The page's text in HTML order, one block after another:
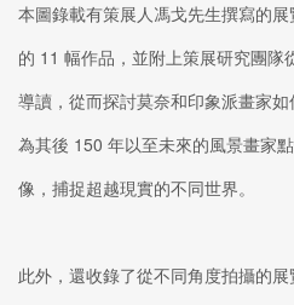
本圖錄載有策展人馮戈先生撰寫的
的 11 幅作品，並附上策展研究團
導讀，從而探討莫奈和印象派畫家
為其後 150 年以至未來的風景畫家
像，捕捉超越現實的不同世界。
此外，還收錄了從不同角度拍攝的